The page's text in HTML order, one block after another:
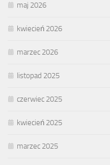
maj 2026
kwiecień 2026
marzec 2026
listopad 2025
czerwiec 2025
kwiecień 2025
marzec 2025